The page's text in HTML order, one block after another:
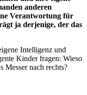
anderen
Verantwortung für
ja derjenige, der das
Intelligenz und
Kinder fragen: Wieso
Messer nach rechts?